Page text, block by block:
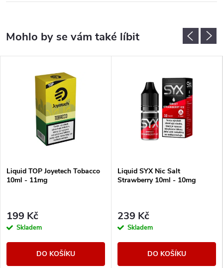
Liquid TOP Joyetech Tobacco
10ml - 11mg
199 Kč
Skladem
DO KOŠÍKU
Liquid SYX Nic Salt
Strawberry 10ml - 10mg
239 Kč
Skladem
DO KOŠÍKU